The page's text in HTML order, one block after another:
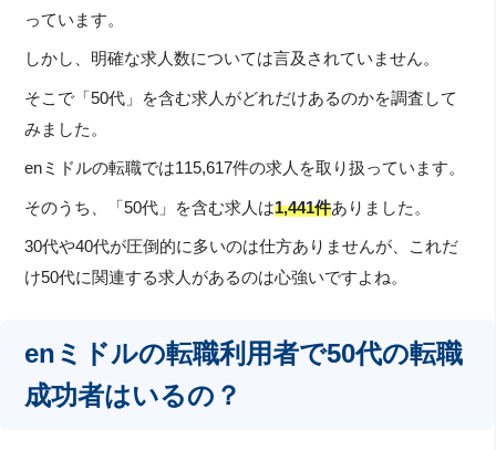
っています。
しかし、明確な求人数については言及されていません。
そこで「50代」を含む求人がどれだけあるのかを調査して
みました。
enミドルの転職では115,617件の求人を取り扱っています。
そのうち、「50代」を含む求人は1,441件ありました。
30代や40代が圧倒的に多いのは仕方ありませんが、これだ
け50代に関連する求人があるのは心強いですよね。
enミドルの転職利用者で50代の転職
成功者はいるの？